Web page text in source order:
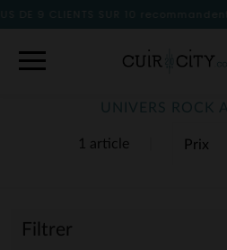
1 article
UNIVERS ROCK
Filtrer